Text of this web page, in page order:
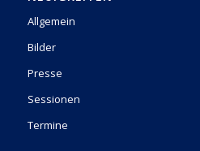
Allgemein
Bilder
Presse
Sessionen
Termine